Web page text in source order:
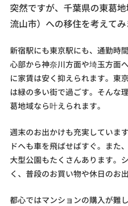
突然ですが、千葉県の東葛
流山市）への移住を考えてみ
新宿駅にも東京駅にも、通勤時
心部から神奈川方面や埼玉方面
に家賃は安く抑えられます。東
は緑の多い街で過ごす。そんな
葛地域なら叶えられます。
週末のお出かけも充実していま
ドへも車を飛ばせばすぐ。また
大型公園もたくさんあります。
く、普段のお買い物や休日のお
都心ではマンションの購入が難